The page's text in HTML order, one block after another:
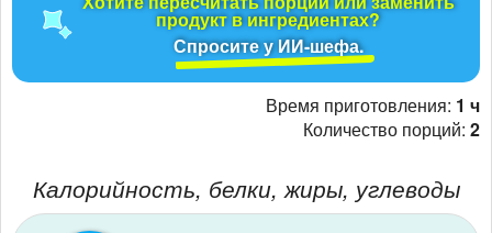
продукт в ингредиентах?
Спросите у ИИ-шефа.
Время приготовления: 1 ч
Количество порций: 2
Калорийность, белки, жиры, углеводы